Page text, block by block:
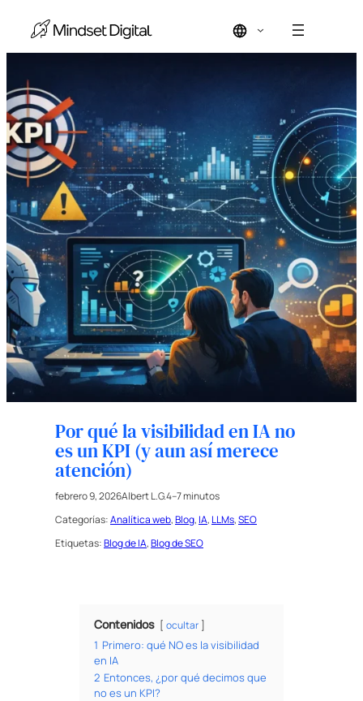
Por qué la visibilidad en IA no
es un KPI (y aun así merece
atención)
febrero 9, 2026Albert L.G.4–7 minutos
Categorías:Analítica web, Blog, IA, LLMs, SEO
Etiquetas:Blog de IA, Blog de SEO
Contenidos ocultar
1 Primero: qué NO es la visibilidad
en IA
2 Entonces, ¿por qué decimos que
no es un KPI?